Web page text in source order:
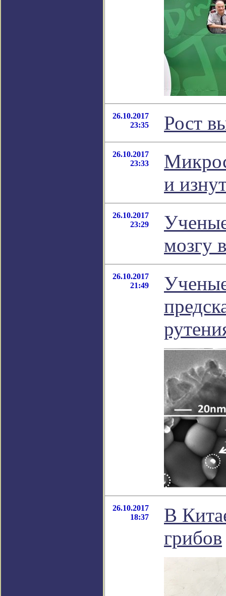
26.10.2017
23:35
Рост
26.10.2017
23:33
и
26.10.2017
23:29
мозгу
26.10.2017
21:49
26.10.2017
18:37
В
грибов